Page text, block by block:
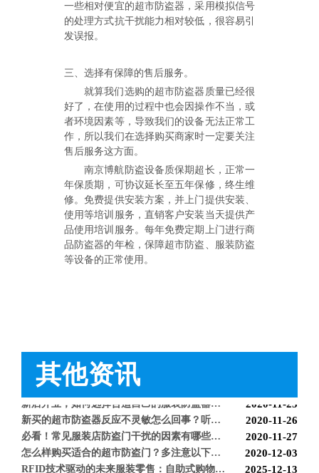
一些相对便宜的超市防盗器，采用模拟信号
的处理方式抗干扰能力相对较低，很容易引
发误报。
三、 选择有保障的售后服务。
就算我们选购的超市防盗器质量已经很
好了，在使用的过程中也会因操作不当，或
者环境因素等，导致我们的设备无法正常工
作，所以我们在选择购买商家时一定要关注
售后服务这方面。
南京博航防盗设备质保期超长，正常一
年保质期，可协议延长至五年保修，终生维
修。免费提供安装方案，并上门提供安装、
使用等培训服务，直销客户安装当天提供产
品使用培训服务。每年免费定期上门进行商
品防盗器的年检，保障超市防盗、服装防盗
等设备的正常使用。
其他资讯
怎么样购买适合的超市防盗门？多注意以下几点！[博航] 2020-12-03
RFID技术驱动的未来服装零售：自助式购物体验白皮书 2025-12-13
博航RFID+AI无人商店解决方案落地江苏大生集团 首店开业运营平稳，树立智慧零售新标杆 2026-03-07
博航RFID智慧解决方案赋能国家体育场（鸟巢） 以科技之力预祝2026年多场演唱会圆满成功 2026-03-06
智能仓储系统有哪些好处【博航】 2023-02-09
智能防盗标签在服装行业的应用【博航】 2023-01-30
智能防盗设备的运用【博航】 2022-03-04
RFID防盗器系统在商超的应用
超市防盗软标签该怎么取呢，博航防盗给您支招【博航】 2021-11-24
服装店防盗器老是报警怎么办【博航】
新店开业，如何选择合适自己的服装防盗器？看完就明白了[博航] 2020-11-25
2020-11-26
必看！常见服装店防盗门干扰的因素有哪些？[博航] 2020-11-27
2020-12-03
2025-12-13